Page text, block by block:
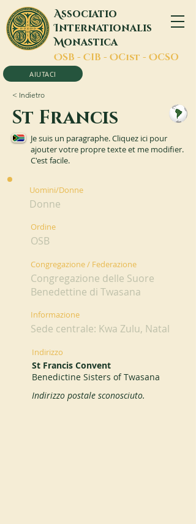
Associatio
Internationalis
Monastica
OSB - CIB - OCist - OCSO
AIUTACI
< Indietro
St Francis
Je suis un paragraphe. Cliquez ici pour
ajouter votre propre texte et me modifier.
C'est facile.
Uomini/Donne
Donne
Ordine
OSB
Congregazione / Federazione
Congregazione delle Suore
Benedettine di Twasana
Informazione
Sede centrale: Kwa Zulu, Natal
Indirizzo
St Francis Convent
Benedictine Sisters of Twasana
Indirizzo postale sconosciuto.